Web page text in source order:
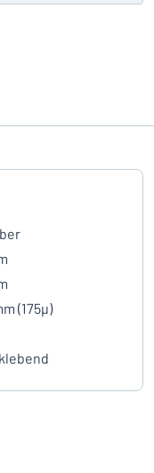
(175µ)